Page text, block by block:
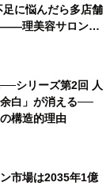
に悩んだら多店舗
――理美容サロン
科書』2026年8月
シリーズ第2回 人
白」が消える──
構造的理由
市場は2035年1億